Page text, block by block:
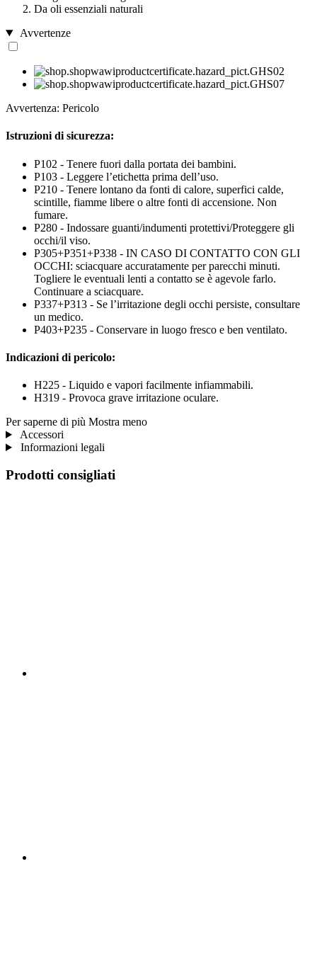
Da oli essenziali naturali
Avvertenze
Avvertenza: Pericolo
Istruzioni di sicurezza:
P102 - Tenere fuori dalla portata dei bambini.
P103 - Leggere l’etichetta prima dell’uso.
P210 - Tenere lontano da fonti di calore, superfici calde,
scintille, fiamme libere o altre fonti di accensione. Non
fumare.
P280 - Indossare guanti/indumenti protettivi/Proteggere gli
occhi/il viso.
P305+P351+P338 - IN CASO DI CONTATTO CON GLI
OCCHI: sciacquare accuratamente per parecchi minuti.
Togliere le eventuali lenti a contatto se è agevole farlo.
Continuare a sciacquare.
P337+P313 - Se l’irritazione degli occhi persiste, consultare
un medico.
P403+P235 - Conservare in luogo fresco e ben ventilato.
Indicazioni di pericolo:
H225 - Liquido e vapori facilmente infiammabili.
H319 - Provoca grave irritazione oculare.
Per saperne di più Mostra meno
Accessori
Informazioni legali
Prodotti consigliati